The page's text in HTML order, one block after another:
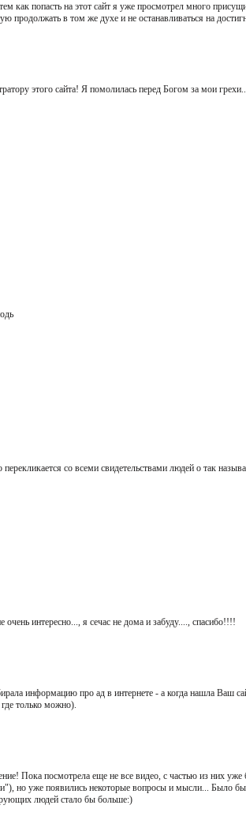
как попасть на этот сайт я уже просмотрел много
продолжать в том же духе и не останавливаться на
этого сайта! Я помолилась перед Богом за мои
со всеми свидетельствами людей о так
интересно..., я сечас не дома и забуду...., спасибо!!!!
информацию про ад в интернете - а когда нашла Ваш
только можно).
Пока посмотрела еще не все видео, с частью из них уже
но уже появились некоторые вопросы и мысли... Было
людей стало бы больше:)